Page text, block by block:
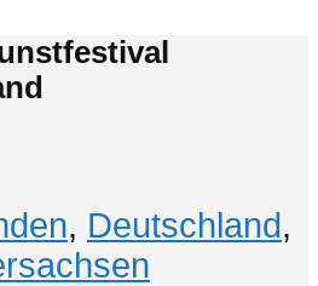
, Deutschland,